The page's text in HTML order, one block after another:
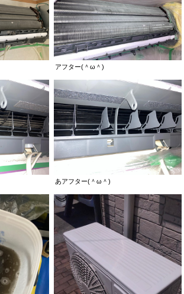
アフター(＾ω＾)
あアフター(＾ω＾)